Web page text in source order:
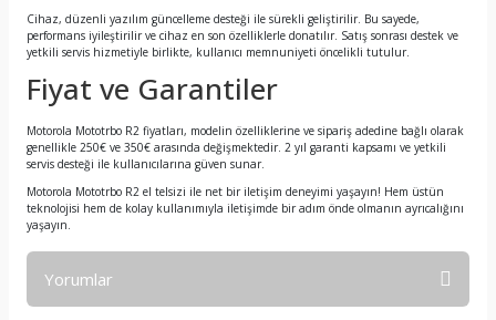
Cihaz, düzenli yazılım güncelleme desteği ile sürekli geliştirilir. Bu sayede,
performans iyileştirilir ve cihaz en son özelliklerle donatılır. Satış sonrası destek ve
yetkili servis hizmetiyle birlikte, kullanıcı memnuniyeti öncelikli tutulur.
Fiyat ve Garantiler
Motorola Mototrbo R2 fiyatları, modelin özelliklerine ve sipariş adedine bağlı olarak
genellikle 250€ ve 350€ arasında değişmektedir. 2 yıl garanti kapsamı ve yetkili
servis desteği ile kullanıcılarına güven sunar.
Motorola Mototrbo R2 el telsizi ile net bir iletişim deneyimi yaşayın! Hem üstün
teknolojisi hem de kolay kullanımıyla iletişimde bir adım önde olmanın ayrıcalığını
yaşayın.
Yorumlar